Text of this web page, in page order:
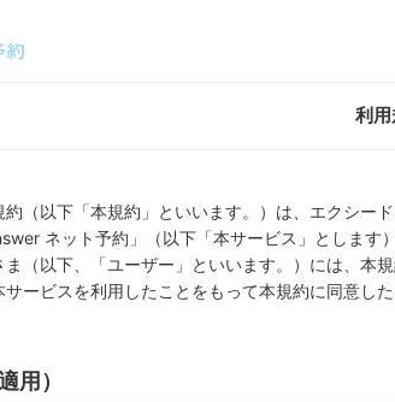
利
約（以下「本規約」といいます。）は、エクシー
ネット予約」（以下「本サービス」としま
ま（以下、「ユーザー」といいます。）には、本
サービスを利用したことをもって本規約に同意した
用）